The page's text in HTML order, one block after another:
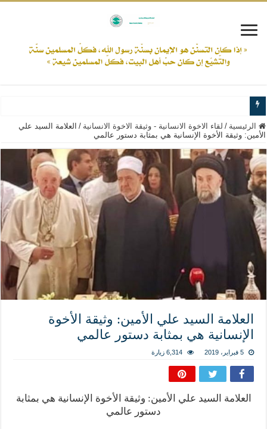
www.alamine.net
إذا كان التسنن هو الإيمان بسنة رسول الله ( صلى الله عليه وآله) فكلّ
علاقات المذاهب والأديان لا يجوز أن تكون على حساب الأوطان
لن تحمينا مذاهبنا ولا طوائفنا ولا أحزابنا ولا جماعاتنا، بل الإنصهار الوطني والدولة
المذاهب ليست قدرًا لا يمكن تجاوزه
ليست المنفعة تأتي من إسلامية النّظام كما لا تأتي المضرة من مسيحية النظام
نسج العلاقة مع الآخر تكون من خلال منظومة القيم و المبادئ الانسانية التي تجعل
الرئيسية / لقاء الاخوة الانسانية - وثيقة الاخوة الانسانية / العلامة السيد علي
الأمين: وثيقة الأخوة الإنسانية هي بمثابة دستور عالمي
العلامة السيد علي الأمين: وثيقة الأخوة
الإنسانية هي بمثابة دستور عالمي
5 فبراير، 2019 6,314 زيارة
العلامة السيد علي الأمين: وثيقة الأخوة الإنسانية هي بمثابة
دستور عالمي